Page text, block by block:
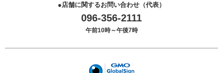
店舗に関するお問い合わせ（代表）
096-356-2111
午前10時～午後7時